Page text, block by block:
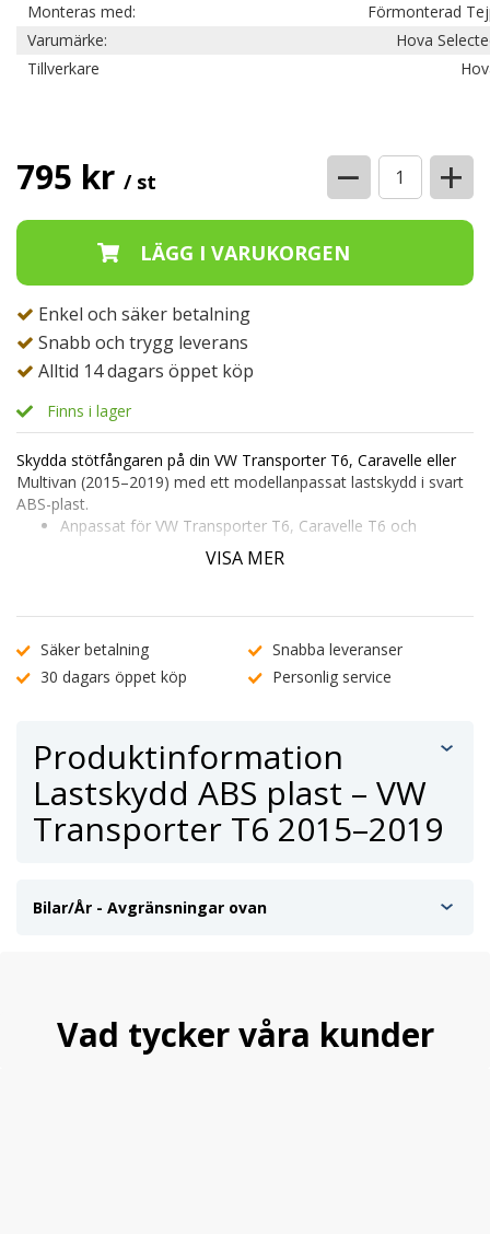
Monteras med:
Förmonterad
Varumärke:
Hova
Tillverkare
795 kr / st − +
Enkel och säker betalning
Snabb och trygg leverans
Alltid 14 dagars öppet köp
Finns i lager
Skydda stötfångaren på din VW Transporter T6, Caravelle eller
Multivan (2015–2019) med ett modellanpassat lastskydd i svart
ABS-plast.
Anpassat för VW Transporter T6, Caravelle T6 och
Skyddar lacken mot repor och slitage vid lastning
krävs
Kontrollera passform genom att ange ditt registreringsnummer
ellerkontakta vår kundtjänst
VISA MER
Säker betalning
Snabba leveranser
30 dagars öppet köp
Personlig service
Produktinformation
Lastskydd ABS plast – VW
Transporter T6 2015–2019
Bilar/År - Avgränsningar ovan
Vad tycker våra kunder